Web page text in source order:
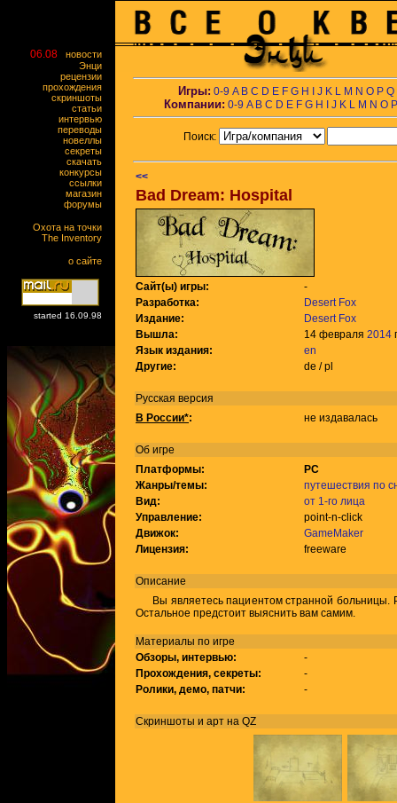
06.08
новости
Энци
рецензии
прохождения
скриншоты
статьи
интервью
переводы
новеллы
секреты
скачать
конкурсы
ссылки
магазин
форумы
Охота на точки
The Inventory
о сайте
started 16.09.98
Игры: 0-9 A B C D E F G H J K L M N O P Q
Компании: 0-9 A B C D E F G H J K L M N O P
Поиск:
<<
Bad Dream: Hospital
Сайт(ы) игры:
-
Разработка:
Desert Fox
Издание:
Desert Fox
Вышла:
14 февраля 2014
Язык издания:
en
Другие:
de / pl
Русская версия
В России*: не издавалась
Об игре
Платформы:
PC
Жанры/темы:
путешествия по
Вид:
от 1-го лица
Управление:
point-n-click
Движок:
GameMaker
Лицензия:
freeware
Описание
Вы являетесь пациентом странной больницы.
Остальное предстоит выяснить вам самим.
Материалы по игре
Обзоры, интервью:
-
Прохождения, секреты:
-
Ролики, демо, патчи:
-
Скриншоты и арт на QZ